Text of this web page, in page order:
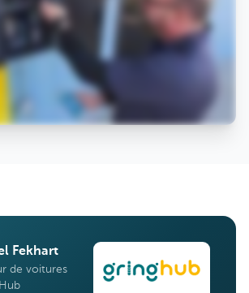
Fekhart
de voitures